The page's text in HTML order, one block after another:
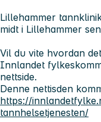
Lillehammer
midt i Lillehammer
Vil du vite hvordan
Innlandet
nettside.
Denne nettisden
https://
tannhelsetjenesten/